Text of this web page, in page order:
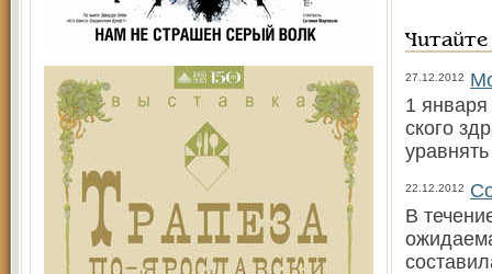
27.12.2012
1
ского
22.12.2012
В